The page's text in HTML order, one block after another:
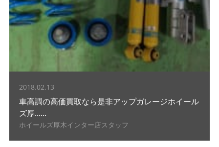
2018.02.13
車高調の高価買取なら是非アップガレージホイール
ズ厚......
ホイールズ厚木インター店スタッフ